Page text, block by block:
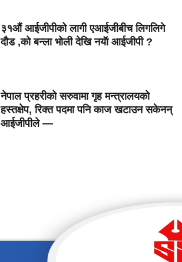
३१औं आईजीपीको लागी एआईजीबीच लिगलिगे
दौड ,को बन्ला भोली देखि नयॅा आईजीपी ?
नेपाल प्रहरीको सरुवामा गृह मन्त्रालयको
हस्तक्षेप, रिक्त पदमा पनि काज खटाउन सकेनन्
आईजीपीले —